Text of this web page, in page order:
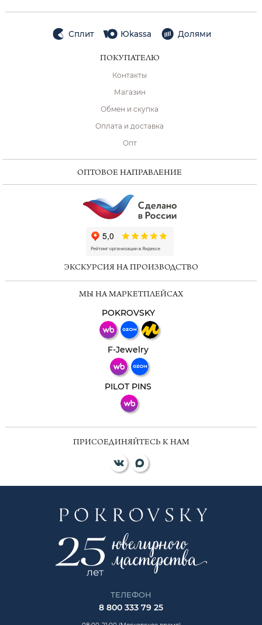
Сплит Юkassa Долями
ПОКУПАТЕЛЮ
Контакты
Магазин
Обмен и скупка
Оплата и доставка
Опт
ОПТОВОЕ НАПРАВЛЕНИЕ
ЭКСКУРСИЯ НА ПРОИЗВОДСТВО
МЫ НА МАРКЕТПЛЕЙСАХ
POKROVSKY
F-Jewelry
PILOT PINS
ПРИСОЕДИНЯЙТЕСЬ К НАМ
ТЕЛЕФОН
8 800 333 79 25